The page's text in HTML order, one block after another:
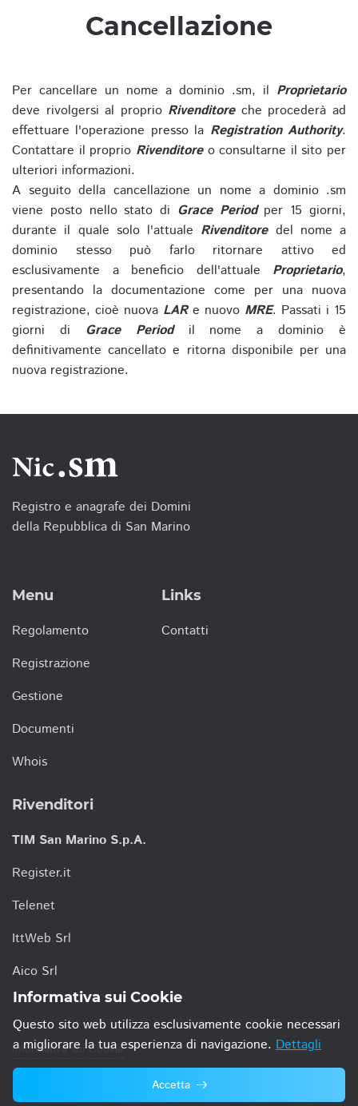
Cancellazione
Per cancellare un nome a dominio .sm, il Proprietario
deve rivolgersi al proprio Rivenditoreche procederà ad
effettuare l'operazione presso la Registration Authority.
Contattare il proprio Rivenditoreo consultarne il sito per
ulteriori informazioni.
A seguito della cancellazione un nome a dominio .sm
viene posto nello stato di Grace Periodper 15 giorni,
durante il quale solo l'attuale Rivenditoredel nome a
dominio stesso può farlo ritornare attivo ed
esclusivamente a beneficio dell'attuale Proprietario,
presentando la documentazione come per una nuova
registrazione, cioè nuova LARe nuovo MRE. Passati i 15
giorni di Grace Periodil nome a dominio è
definitivamente cancellato e ritorna disponibile per una
nuova registrazione.
Registro e anagrafe dei Domini
della Repubblica di San Marino
Menu
Regolamento
Registrazione
Gestione
Documenti
Whois
Links
Contatti
Rivenditori
TIM San Marino S.p.A.
Register.it
Telenet
IttWeb Srl
Aico Srl
Informativa sui Cookie
© 2021 TIM San Marino S.p.A.
Informativa sui Cookie
Questo sito web utilizza esclusivamente cookie necessari
a migliorare la tua esperienza di navigazione. Dettagli
Accetta